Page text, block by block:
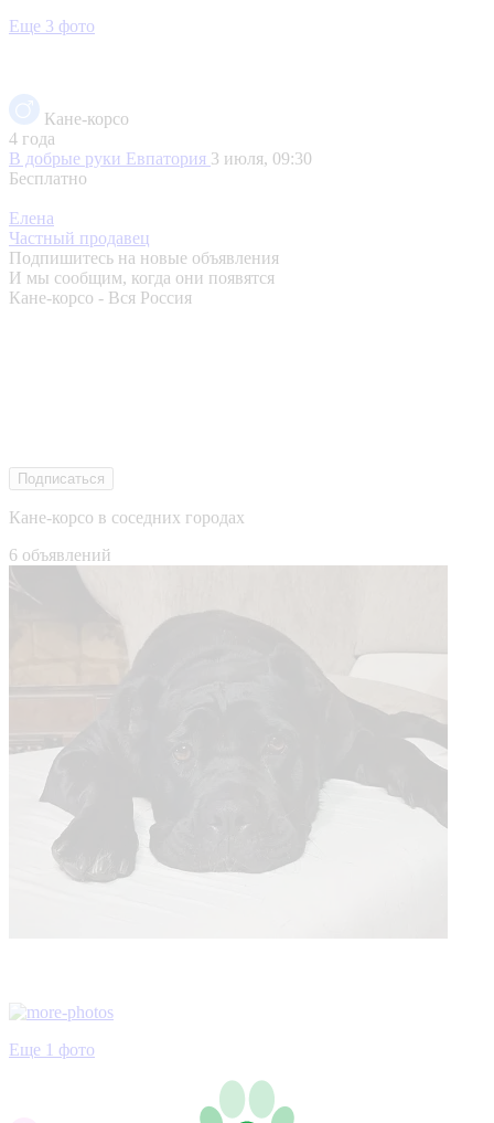
Еще 3 фото
Кане-корсо
4 года
В добрые руки Евпатория 3 июля, 09:30
Бесплатно
Елена
Частный продавец
Подпишитесь на новые объявления
И мы сообщим, когда они появятся
Кане-корсо - Вся Россия
Подписаться
Кане-корсо в соседних городах
6 объявлений
Еще 1 фото